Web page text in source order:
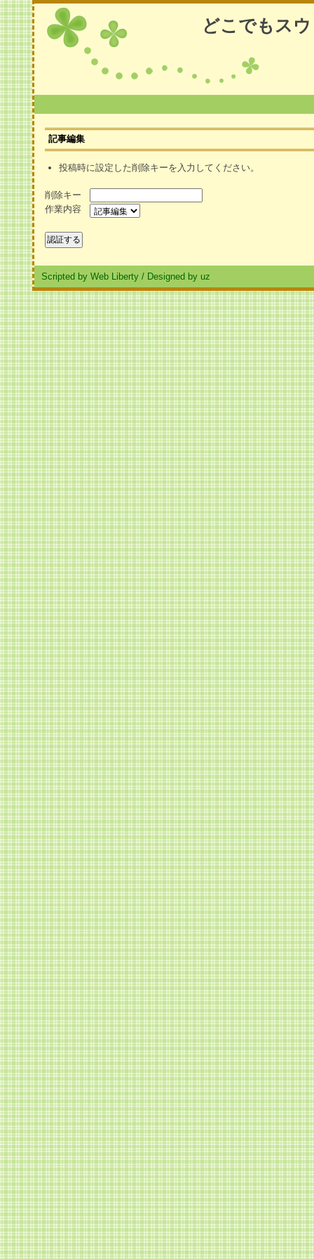
どこでもス
記事編集
投稿時に設定した削除キーを入力してください。
削除キー
作業内容
Scripted by Web Liberty / Designed by uz